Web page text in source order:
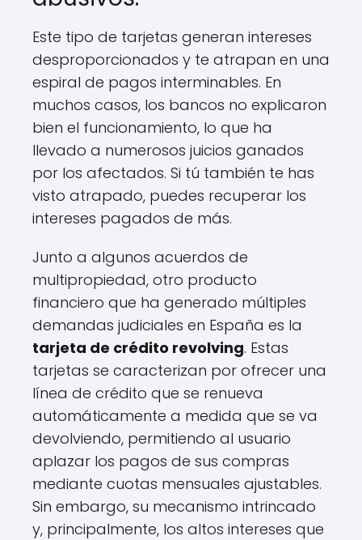
Este tipo de tarjetas generan intereses
desproporcionados y te atrapan en una
espiral de pagos interminables. En
muchos casos, los bancos no explicaron
bien el funcionamiento, lo que ha
llevado a numerosos juicios ganados
por los afectados. Si tú también te has
visto atrapado, puedes recuperar los
intereses pagados de más.
Junto a algunos acuerdos de
multipropiedad, otro producto
financiero que ha generado múltiples
demandas judiciales en España es la
tarjeta de crédito revolving. Estas
tarjetas se caracterizan por ofrecer una
línea de crédito que se renueva
automáticamente a medida que se va
devolviendo, permitiendo al usuario
aplazar los pagos de sus compras
mediante cuotas mensuales ajustables.
Sin embargo, su mecanismo intrincado
y, principalmente, los altos intereses que